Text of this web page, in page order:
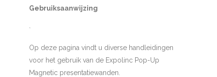
Gebruiksaanwijzing
`
Op deze pagina vindt u diverse handleidingen
voor het gebruik van de Expolinc Pop-Up
Magnetic presentatiewanden.